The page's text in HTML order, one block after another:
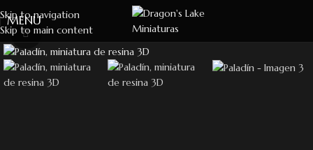
Skip to navigation
Skip to main content
MENU
Click to enlarge